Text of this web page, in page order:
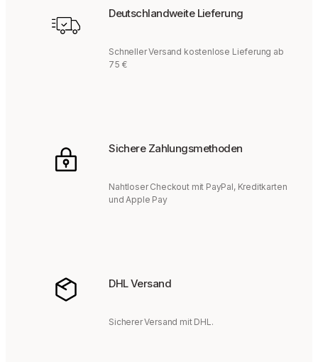
Deutschlandweite Lieferung
Schneller Versand kostenlose Lieferung ab
75 €
Sichere Zahlungsmethoden
Nahtloser Checkout mit PayPal, Kreditkarten
und Apple Pay
DHL Versand
Sicherer Versand mit DHL.